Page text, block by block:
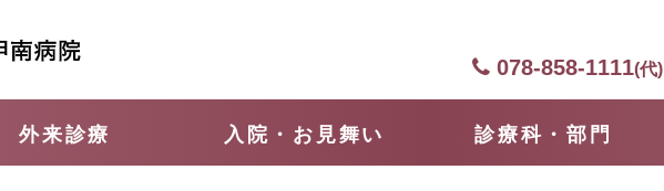
078-858-1111(代)
外来診療 ⼊院・お見舞い 診療科・部門